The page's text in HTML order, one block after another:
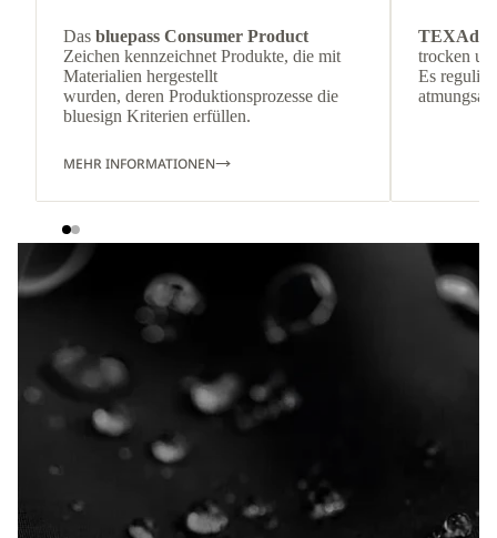
Das bluepass Consumer Product
Zeichen kennzeichnet Produkte, die mit
Materialien hergestellt
wurden, deren Produktionsprozesse die
bluesign Kriterien erfüllen.
MEHR INFORMATIONEN
TEXAdri
trocken
Es